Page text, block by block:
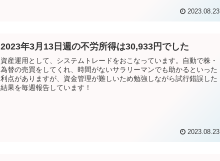
2023.08.23
2023年3月13日週の不労所得は30,933円でした
資産運用として、システムトレードをおこなっています。自動で株・
為替の売買をしてくれ、時間がないサラリーマンでも助かるといった
利点がありますが、資金管理が難しいため勉強しながら試行錯誤した
結果を毎週報告しています！
2023.08.23